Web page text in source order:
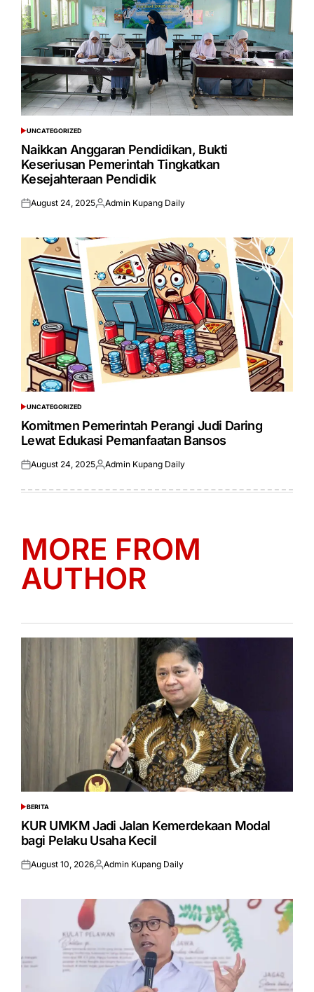
POSTED
IN
UNCATEGORIZED
Naikkan Anggaran Pendidikan, Bukti
Keseriusan Pemerintah Tingkatkan
Kesejahteraan Pendidik
Posted
August 24, 2025Posted
Admin Kupang Daily
POSTED
IN
UNCATEGORIZED
Komitmen Pemerintah Perangi Judi Daring
Lewat Edukasi Pemanfaatan Bansos
Posted
August 24, 2025Posted
Admin Kupang Daily
MORE FROM
AUTHOR
POSTED
IN
BERITA
KUR UMKM Jadi Jalan Kemerdekaan Modal
bagi Pelaku Usaha Kecil
Posted
August 10, 2026Posted
Admin Kupang Daily